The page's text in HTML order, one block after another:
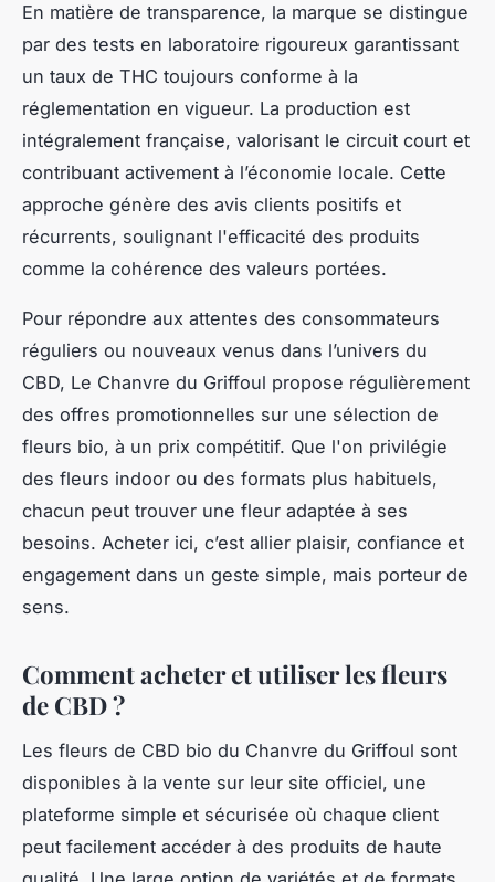
En matière de transparence, la marque se distingue
par des tests en laboratoire rigoureux garantissant
un taux de THC toujours conforme à la
réglementation en vigueur. La production est
intégralement française, valorisant le circuit court et
contribuant activement à l’économie locale. Cette
approche génère des avis clients positifs et
récurrents, soulignant l'efficacité des produits
comme la cohérence des valeurs portées.
Pour répondre aux attentes des consommateurs
réguliers ou nouveaux venus dans l’univers du
CBD, Le Chanvre du Griffoul propose régulièrement
des offres promotionnelles sur une sélection de
fleurs bio, à un prix compétitif. Que l'on privilégie
des fleurs indoor ou des formats plus habituels,
chacun peut trouver une fleur adaptée à ses
besoins. Acheter ici, c’est allier plaisir, confiance et
engagement dans un geste simple, mais porteur de
sens.
Comment acheter et utiliser les fleurs
de CBD ?
Les fleurs de CBD bio du Chanvre du Griffoul sont
disponibles à la vente sur leur site officiel, une
plateforme simple et sécurisée où chaque client
peut facilement accéder à des produits de haute